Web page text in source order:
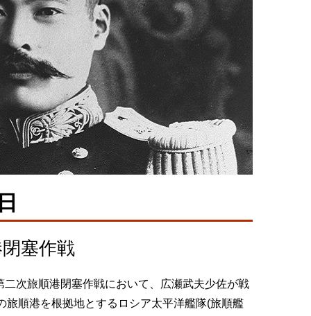
塞作戦
次旅順港閉塞作戦において、広瀬武夫少佐が戦
旅順港を根拠地とするロシア太平洋艦隊(旅順艦